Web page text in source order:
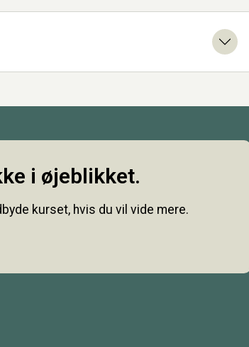
i øjeblikket.
kurset, hvis du vil vide mere.